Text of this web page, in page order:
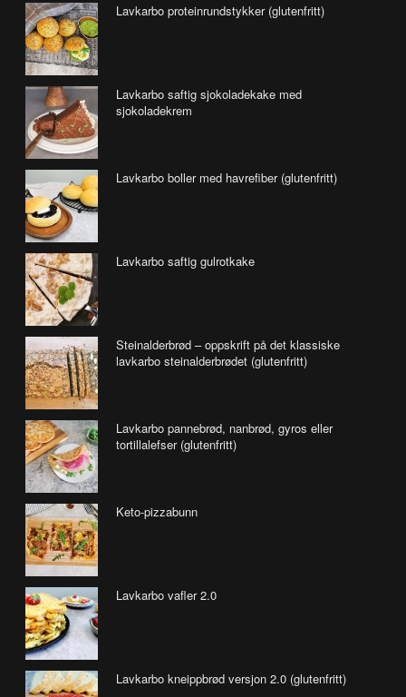
Lavkarbo proteinrundstykker (glutenfritt)
Lavkarbo saftig sjokoladekake med
sjokoladekrem
Lavkarbo boller med havrefiber (glutenfritt)
Lavkarbo saftig gulrotkake
Steinalderbrød – oppskrift på det klassiske
lavkarbo steinalderbrødet (glutenfritt)
Lavkarbo pannebrød, nanbrød, gyros eller
tortillalefser (glutenfritt)
Keto-pizzabunn
Lavkarbo vafler 2.0
Lavkarbo kneippbrød versjon 2.0 (glutenfritt)